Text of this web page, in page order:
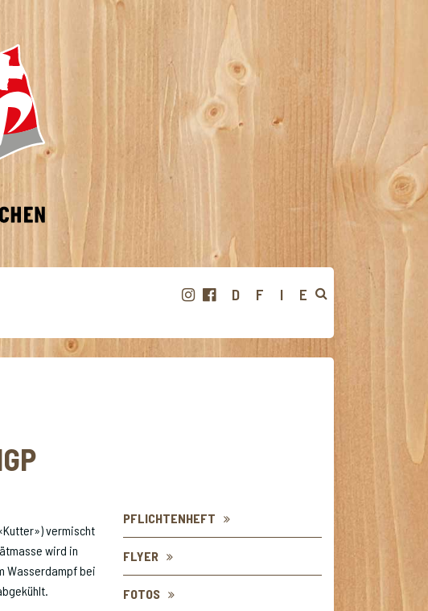
D F I E
vermischt
wird in
Wasserdampf bei
PFLICHTENHEFT
FLYER
FOTOS